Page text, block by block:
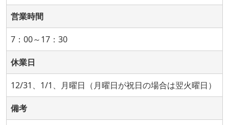
営業時間
7：00～17：30
休業日
12/31、1/1、月曜日（月曜日が祝日の場合は翌火曜日）
備考